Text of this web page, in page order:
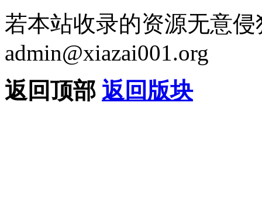
若本站收录的资源无意
admin@xiazai001.org
返回顶部 返回版块